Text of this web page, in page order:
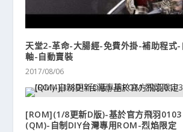
天堂2-革命-大腸經-免費外掛-補助程式-
軸-自動賣裝
2017/08/06
[ROM](1/8更新D版)-基於官方飛羽
(QM)-自制DIY台灣專用ROM-烈焰限定